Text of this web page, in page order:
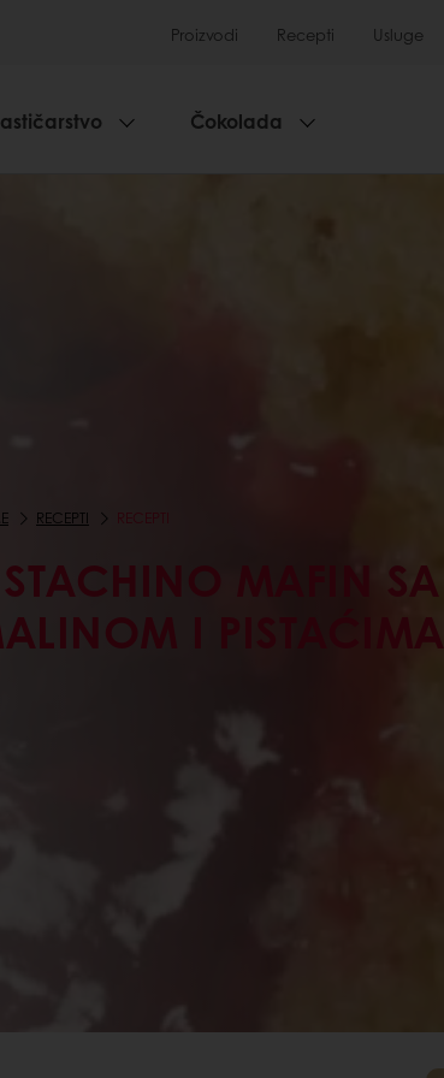
Proizvodi Recepti Usluge
Čokolada
RECEPTI
MAFIN SA
I PISTAĆIMA